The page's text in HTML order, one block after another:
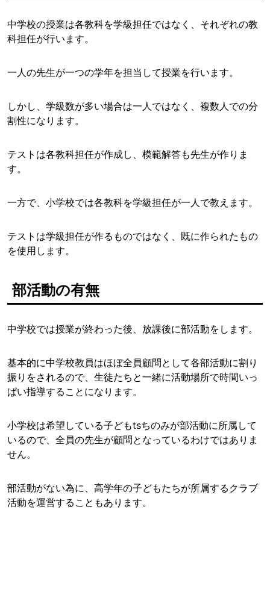
中学校の授業は各教科を学級担任ではなく、それぞれの教
科担任が行います。
一人の先生が一つの学年を担当して授業を行います。
しかし、学級数が多い場合は一人ではなく、複数人での分
割性になります。
テストは各教科担任が作成し、模範解答も先生が作りま
す。
一方で、小学校では各教科を学級担任が一人で教えます。
テストは学級担任が作るものではなく、既に作られたもの
を使用します。
部活動の有無
中学校では授業が終わった後、放課後に部活動をします。
基本的に中学校教員はほぼ全員顧問として各部活動に割り
振りをされるので、生徒たちと一緒に活動場所で時間いっ
ぱい指導することになります。
小学校は希望している子どもtsちのみが部活動に所属して
いるので、全員の先生が顧問となっているわけではありま
せん。
部活動がない為に、高学年の子どもたちが所属するクラブ
活動を運営することもあります。